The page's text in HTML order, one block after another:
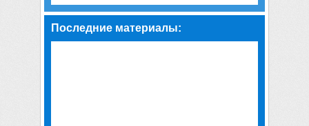
Последние материалы: